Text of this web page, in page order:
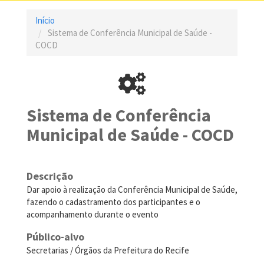
Início
Sistema de Conferência Municipal de Saúde -
COCD
Sistema de Conferência
Municipal de Saúde - COCD
Descrição
Dar apoio à realização da Conferência Municipal de Saúde,
fazendo o cadastramento dos participantes e o
acompanhamento durante o evento
Público-alvo
Secretarias / Órgãos da Prefeitura do Recife